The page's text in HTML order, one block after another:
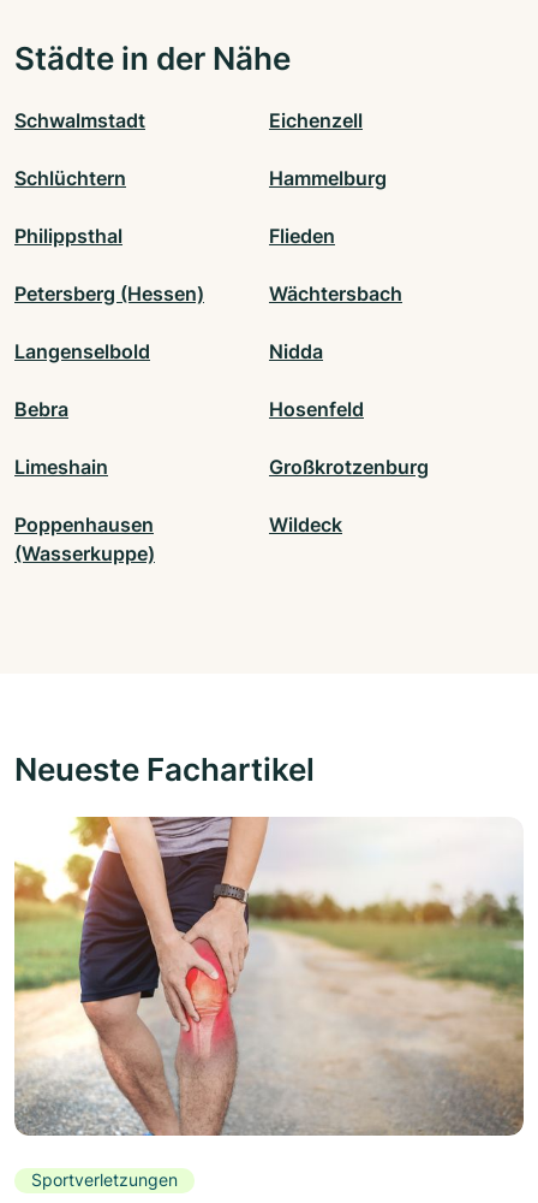
Städte in der Nähe
Schwalmstadt Eichenzell
Schlüchtern Hammelburg
Philippsthal Flieden
Petersberg (Hessen) Wächtersbach
Langenselbold Nidda
Bebra Hosenfeld
Limeshain Großkrotzenburg
Poppenhausen
(Wasserkuppe)
Wildeck
Neueste Fachartikel
Sportverletzungen